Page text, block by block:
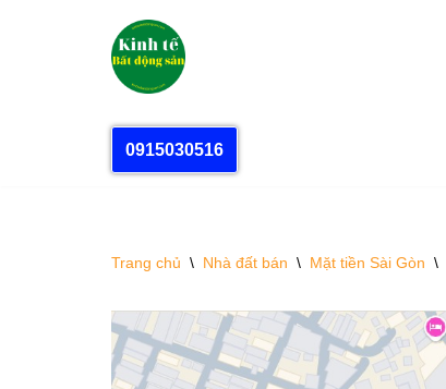
0915030516
Trang chủ \ Nhà đất bán \ Mặt tiền Sài Gòn \